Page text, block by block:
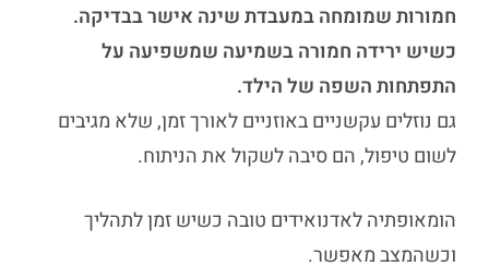
חמורות שמומחה במעבדת שינה אישר בבדיקה.
כשיש ירידה חמורה בשמיעה שמשפיעה על
התפתחות השפה של הילד.
גם נוזלים עקשניים באוזניים לאורך זמן, שלא מגיבים
לשום טיפול, הם סיבה לשקול את הניתוח.
הומאופתיה לאדנואידים טובה כשיש זמן לתהליך
וכשהמצב מאפשר.